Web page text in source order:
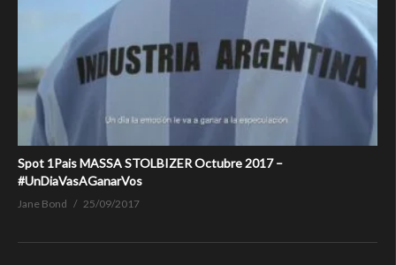
Spot 1Pais MASSA STOLBIZER Octubre 2017 –
#UnDiaVasAGanarVos
Jane Bond 25/09/2017